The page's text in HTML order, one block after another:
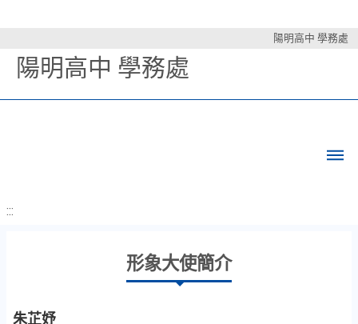
陽明高中 學務處
陽明高中 學務處
:::
形象大使簡介
朱芷妤